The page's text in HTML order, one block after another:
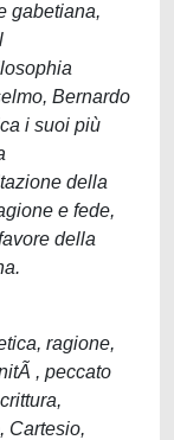
gabetiana,
Bernardo
i suoi più
della
e fede,
della
ragione,
, peccato
Cartesio,